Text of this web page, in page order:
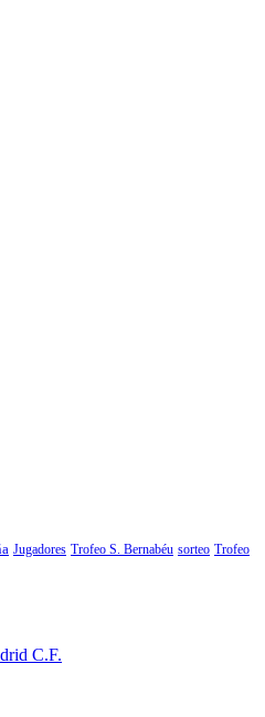
Jugadores Trofeo S. Bernabéu sorteo Trofeo
C.F.